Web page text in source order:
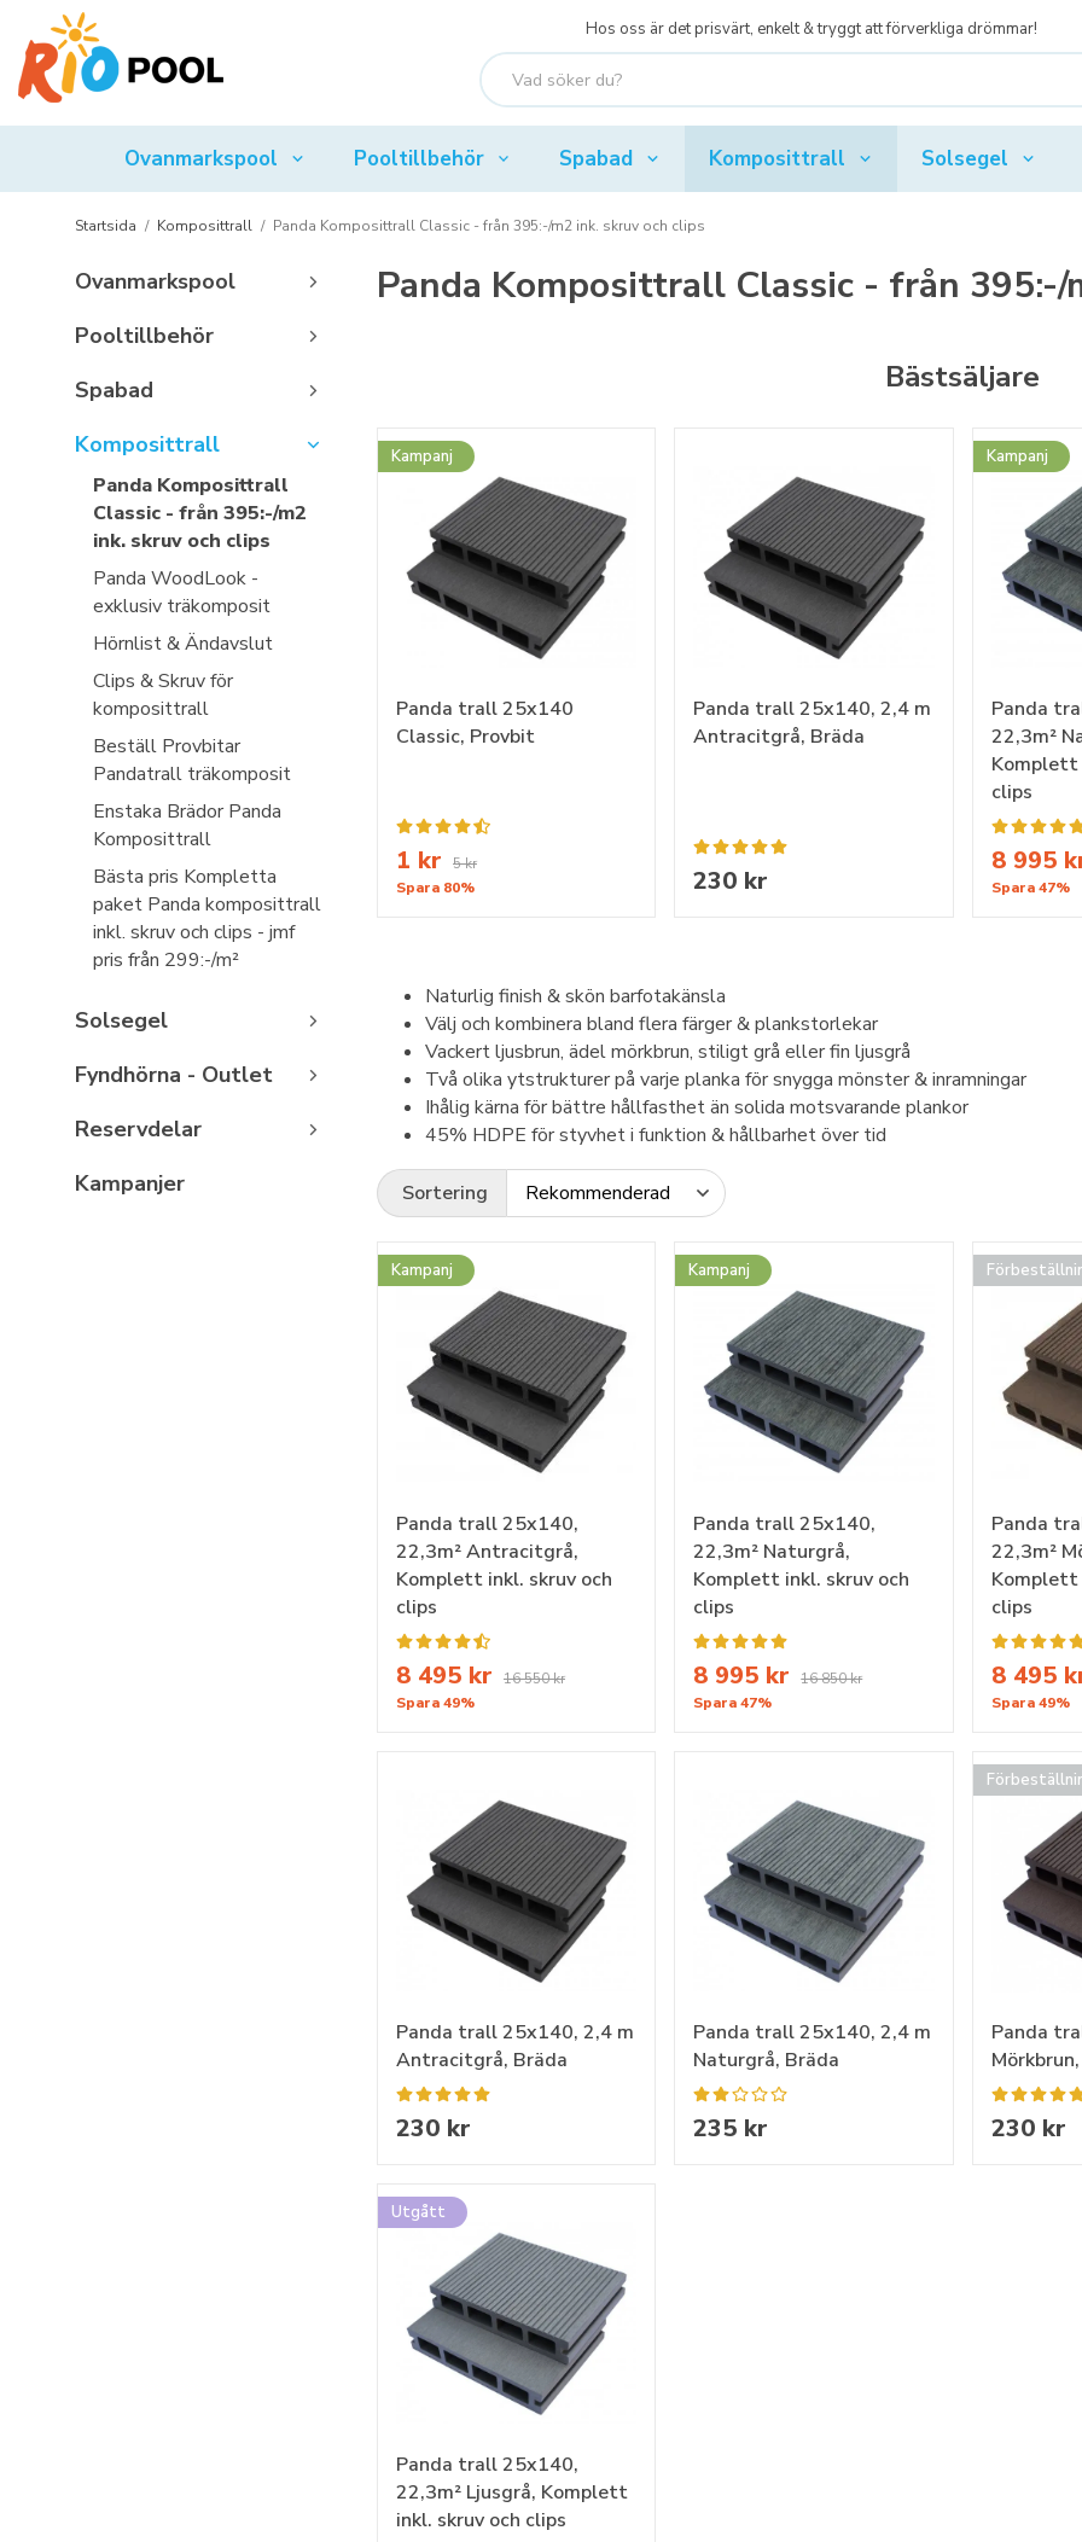
Hos oss är det prisvärt, enkelt & tryggt att förverkliga drömmar!
Ovanmarkspool Pooltillbehör Spabad Komposittrall Solsegel
Startsida / Komposittrall / Panda Komposittrall Classic - från 395:-/m2 ink. skruv och clips
Ovanmarkspool
Pooltillbehör
Spabad
Komposittrall
Panda Komposittrall
Classic - från 395:-/m2
ink. skruv och clips
Panda WoodLook -
exklusiv träkomposit
Hörnlist & Ändavslut
Clips & Skruv för
komposittrall
Beställ Provbitar
Pandatrall träkomposit
Enstaka Brädor Panda
Komposittrall
Bästa pris Kompletta
paket Panda komposittrall
inkl. skruv och clips - jmf
pris från 299:-/m²
Solsegel
Fyndhörna - Outlet
Reservdelar
Kampanjer
Panda Komposittrall Classic - från 395:-/
Bästsäljare
Kampanj
Panda trall 25x140
Classic, Provbit
1 kr
5 kr
Spara 80%
Panda trall 25x140, 2,4 m
Antracitgrå, Bräda
230 kr
Kampanj
Panda
22,3m²
Komplett
clips
8 995
Spara 47%
Naturlig finish & skön barfotakänsla
Välj och kombinera bland flera färger & plankstorlekar
Vackert ljusbrun, ädel mörkbrun, stiligt grå eller fin ljusgrå
Två olika ytstrukturer på varje planka för snygga mönster & inramningar
Ihålig kärna för bättre hållfasthet än solida motsvarande plankor
45% HDPE för styvhet i funktion & hållbarhet över tid
Sortering
Kampanj
Panda trall 25x140,
22,3m² Antracitgrå,
Komplett inkl. skruv och
clips
8 495 kr
16 550 kr
Spara 49%
Kampanj
Panda trall 25x140,
22,3m² Naturgrå,
Komplett inkl. skruv och
clips
8 995 kr
16 850 kr
Spara 47%
Panda
22,3m²
Komplett
clips
8 495
Spara 49%
Panda trall 25x140, 2,4 m
Antracitgrå, Bräda
230 kr
Panda trall 25x140, 2,4 m
Naturgrå, Bräda
235 kr
Panda
230 kr
Utgått
Panda trall 25x140,
22,3m² Ljusgrå, Komplett
inkl. skruv och clips